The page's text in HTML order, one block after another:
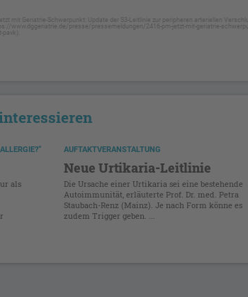
mit Geriatrie-Schwerpunkt: Update der S3-Leitlinie zur peripheren arteriellen
www.dggeriatrie.de/presse/pressemeldungen/2416-pm-jetzt-mit-geriatrie-
als
AUFTAKTVERANSTALTUNG
Neue Urtikaria-Leitlinie
Die Ursache einer Urtikaria sei eine bestehende
Autoimmunität, erläuterte Prof. Dr. med. Petra
Staubach-Renz (Mainz). Je nach Form könne es
zudem Trigger geben. ...